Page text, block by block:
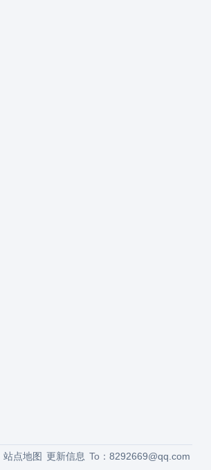
To：8292669@qq.com
更新信息
站点地图